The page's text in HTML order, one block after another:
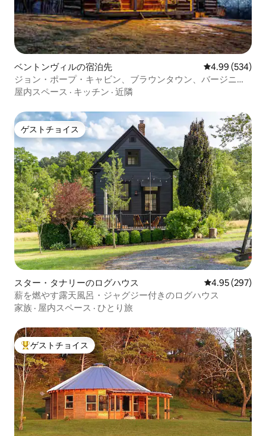
ベントンヴィルの宿泊先 レビュー534
4.99 (534)
ジョン・ポープ・キャビン、ブラウンタウン、バージニア
州 Starlinkが利用可能になりました
屋内スペース · キッチン · 近隣
ゲストチョイス
ゲストチョイス
スター・タナリーのログハウス レビュー297
4.95 (297)
薪を燃やす露天風呂・ジャグジー付きのログハウス
家族 · 屋内スペース · ひとり旅
大好評のゲストチョイスです。
ゲストチョイス